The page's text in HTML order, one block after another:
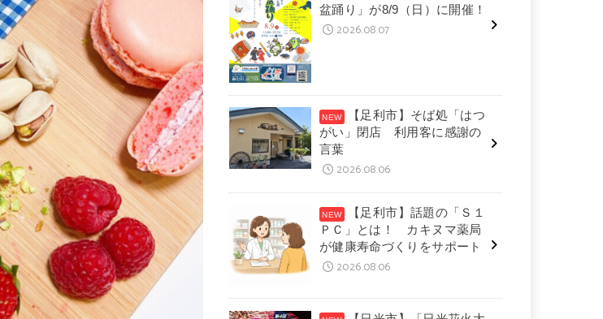
盆踊り」が8/9（日）に開催！
2026.08.07
【足利市】そば処「はつ
がい」閉店 利用客に感謝の
言葉
2026.08.06
【足利市】話題の「Ｓ１
ＰＣ」とは！ カキヌマ薬局
が健康寿命づくりをサポート
2026.08.06